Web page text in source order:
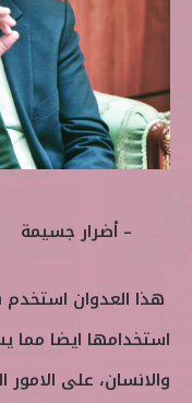
– أضرار جسيمة
هذا العدوان استخدم
استخدامها ايضا مما
والانسان، على